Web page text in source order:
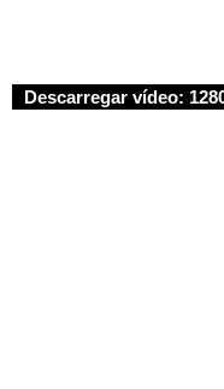
Descarregar vídeo: